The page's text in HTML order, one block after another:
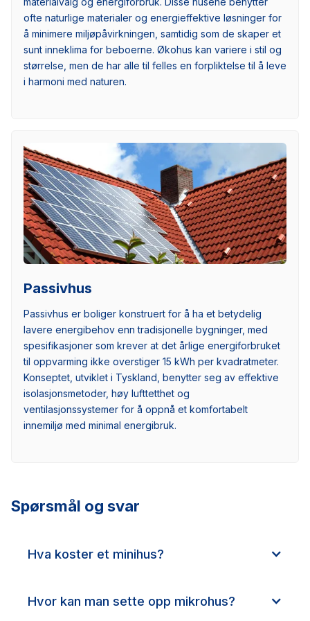
ofte naturlige materialer og energieffektive løsninger for
å minimere miljøpåvirkningen, samtidig som de skaper et
sunt inneklima for beboerne. Økohus kan variere i stil og
størrelse, men de har alle til felles en forpliktelse til å leve
i harmoni med naturen.
Passivhus
Passivhus er boliger konstruert for å ha et betydelig
lavere energibehov enn tradisjonelle bygninger, med
spesifikasjoner som krever at det årlige energiforbruket
til oppvarming ikke overstiger 15 kWh per kvadratmeter.
Konseptet, utviklet i Tyskland, benytter seg av effektive
isolasjonsmetoder, høy lufttetthet og
ventilasjonssystemer for å oppnå et komfortabelt
innemiljø med minimal energibruk.
Spørsmål og svar
Hva koster et minihus?
Hvor kan man sette opp mikrohus?